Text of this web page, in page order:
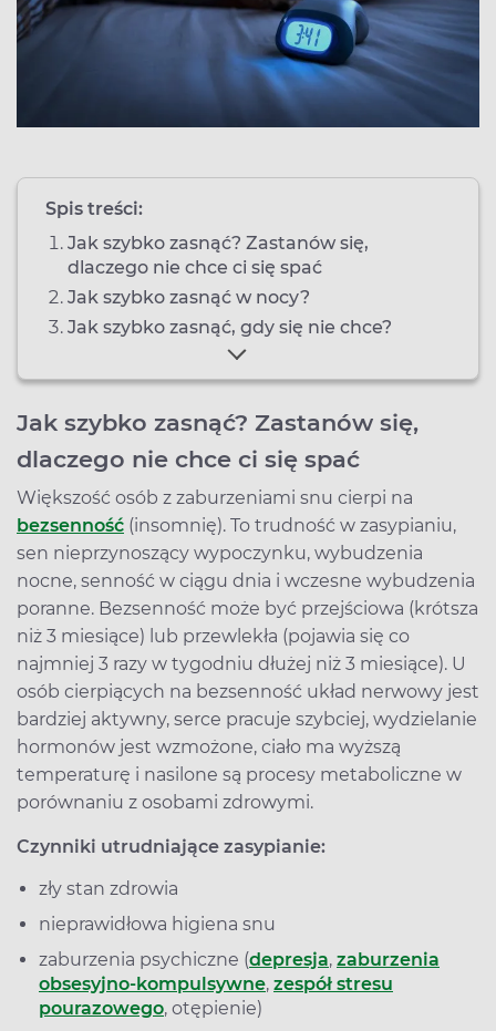
Spis treści:
Jak szybko zasnąć? Zastanów się,
dlaczego nie chce ci się spać
Jak szybko zasnąć w nocy?
Jak szybko zasnąć, gdy się nie chce?
Jak szybko zasnąć? Zastanów się,
dlaczego nie chce ci się spać
Większość osób z zaburzeniami snu cierpi na
bezsenność (insomnię). To trudność w zasypianiu,
sen nieprzynoszący wypoczynku, wybudzenia
nocne, senność w ciągu dnia i wczesne wybudzenia
poranne. Bezsenność może być przejściowa (krótsza
niż 3 miesiące) lub przewlekła (pojawia się co
najmniej 3 razy w tygodniu dłużej niż 3 miesiące). U
osób cierpiących na bezsenność układ nerwowy jest
bardziej aktywny, serce pracuje szybciej, wydzielanie
hormonów jest wzmożone, ciało ma wyższą
temperaturę i nasilone są procesy metaboliczne w
porównaniu z osobami zdrowymi.
Czynniki utrudniające zasypianie:
zły stan zdrowia
nieprawidłowa higiena snu
zaburzenia psychiczne (depresja, zaburzenia
obsesyjno-kompulsywne, zespół stresu
pourazowego, otępienie)